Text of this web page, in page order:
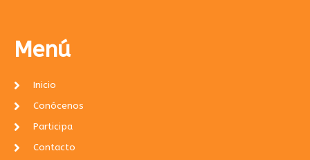
Menú
Inicio
Conócenos
Participa
Contacto